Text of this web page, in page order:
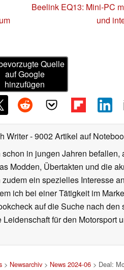
Beelink EQ13: Mini-PC
und
Quelle
auf Google
hinzufügen
Writer- 9002 Artikel auf
in jungen Jahren
Modden, Übertakten und die
ein spezielles Interesse
ich bei einer Tätigkeit im
auf die Suche nach
für den Motorsport
> Newsarchiv > News 2024-06 > Deal: